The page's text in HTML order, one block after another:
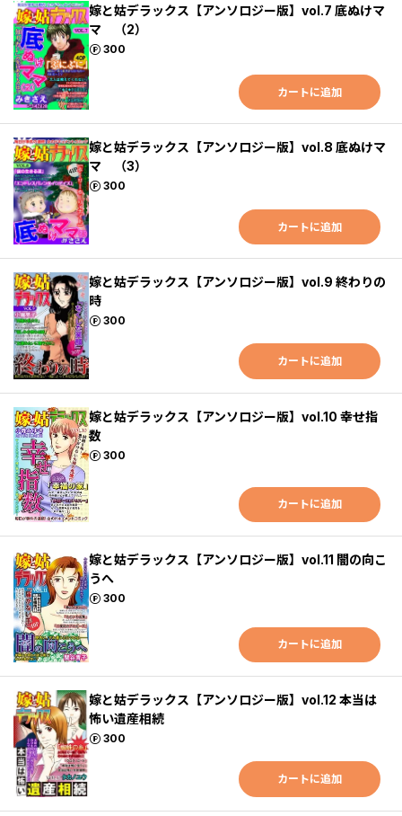
嫁と姑デラックス【アンソロジー版】vol.7 底ぬけマ
マ （2）
300
ポイント
カートに追加
嫁と姑デラックス【アンソロジー版】vol.8 底ぬけマ
マ （3）
300
ポイント
カートに追加
嫁と姑デラックス【アンソロジー版】vol.9 終わりの
時
300
ポイント
カートに追加
嫁と姑デラックス【アンソロジー版】vol.10 幸せ指
数
300
ポイント
カートに追加
嫁と姑デラックス【アンソロジー版】vol.11 闇の向こ
うへ
300
ポイント
カートに追加
嫁と姑デラックス【アンソロジー版】vol.12 本当は
怖い遺産相続
300
ポイント
カートに追加